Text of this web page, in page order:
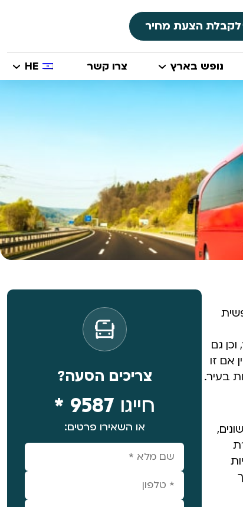
לקבלת הצעת מחיר
נופש בארץ צרו קשר HE
גם
אם זו
בעיר.
צריכים הסעה?
חייגו 9587 *
או השאירו פרטים: